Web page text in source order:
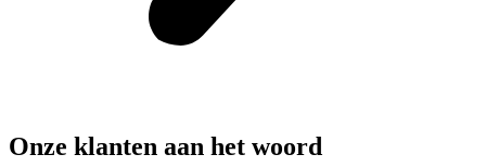
Onze klanten aan het woord